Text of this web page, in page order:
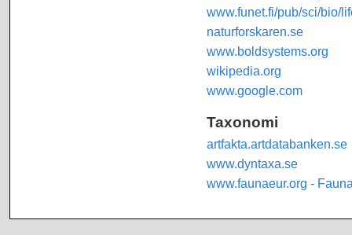
www.funet.fi/pub/sci/bio/
naturforskaren.se
www.boldsystems.org
wikipedia.org
www.google.com
Taxonomi
artfakta.artdatabanken.se
www.dyntaxa.se
www.faunaeur.org -